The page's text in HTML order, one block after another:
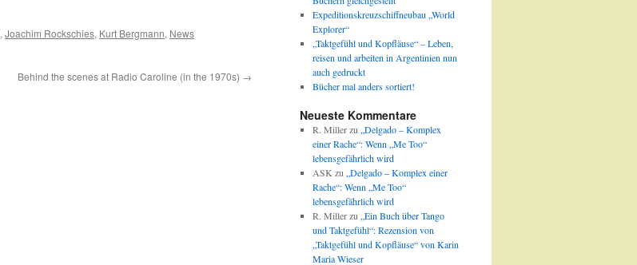
, Joachim Rockschies, Kurt Bergmann, News
Behind the scenes at Radio Caroline (in the 1970s) →
Expeditionskreuzschiffneubau „World
Explorer“
„Taktgefühl und Kopfläuse“ – Leben,
reisen und arbeiten in Argentinien nun
auch gedruckt
Bücher mal anders sortiert!
Neueste Kommentare
R. Millerzu „Delgado – Komplex
einer Rache“: Wenn „Me Too“
lebensgefährlich wird
ASK zu „Delgado – Komplex einer
Rache“: Wenn „Me Too“
lebensgefährlich wird
R. Millerzu „Ein Buch über Tango
und Taktgefühl“: Rezension von
„Taktgefühl und Kopfläuse“ von Karin
Maria Wieser